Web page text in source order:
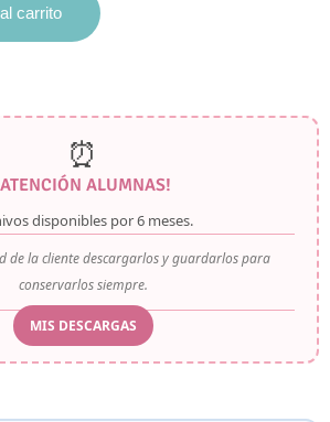
carrito
⏰
ALUMNAS!
disponibles por6 meses.
de la cliente descargarlos y guardarlos para
conservarlos siempre.
MIS DESCARGAS